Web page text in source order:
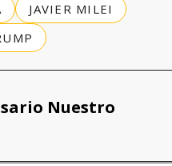
JAVIER MILEI
Nuestro